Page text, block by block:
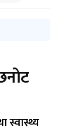
स्वास्थ्य